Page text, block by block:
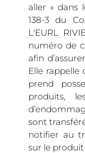
aller » dans
138-3 du
L'EURL
numéro de
afin
Elle rappelle
prend
produits,
sont
notifier au
sur le produit